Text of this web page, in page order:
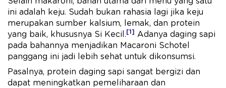
ini adalah keju. Sudah bukan rahasia lagi jika keju
merupakan sumber kalsium, lemak, dan protein
yang baik, khususnya Si Kecil. [1]
Adanya daging sapi
pada bahannya menjadikan Macaroni Schotel
panggang ini jadi lebih sehat untuk dikonsumsi.
Pasalnya, protein daging sapi sangat bergizi dan
dapat meningkatkan pemeliharaan dan